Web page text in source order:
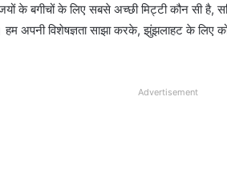
के बगीचों के लिए सबसे अच्छी मिट्टी कौन सी
हम अपनी विशेषज्ञता साझा करके, झुंझलाहट के लिए
Advertisement